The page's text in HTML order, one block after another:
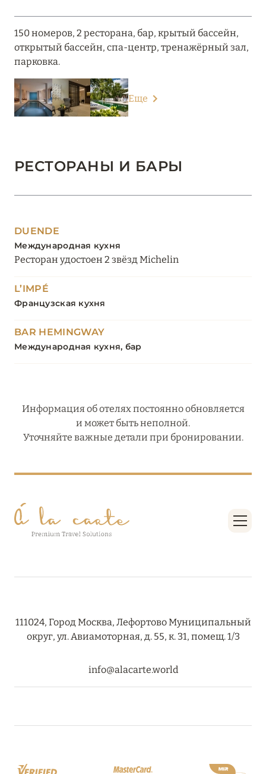
150 номеров, 2 ресторана, бар, крытый бассейн,
открытый бассейн, спа-центр, тренажёрный зал,
парковка.
Еще
РЕСТОРАНЫ И БАРЫ
DUENDE
Международная кухня
Ресторан удостоен 2 звёзд Michelin
L’IMPÉ
Французская кухня
BAR HEMINGWAY
Международная кухня, бар
Информация об отелях постоянно обновляется
и может быть неполной.
Уточняйте важные детали при бронировании.
111024, Город Москва, Лефортово Муниципальный
округ, ул. Авиамоторная, д. 55, к. 31, помещ. 1/3
info@alacarte.world